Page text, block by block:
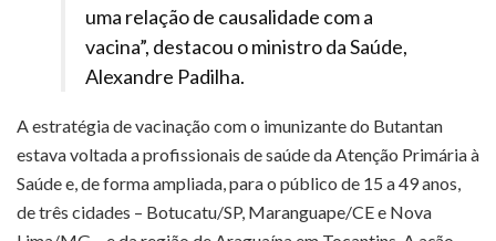
uma relação de causalidade com a
vacina”, destacou o ministro da Saúde,
Alexandre Padilha.
A estratégia de vacinação com o imunizante do Butantan
estava voltada a profissionais de saúde da Atenção Primária à
Saúde e, de forma ampliada, para o público de 15 a 49 anos,
de três cidades – Botucatu/SP, Maranguape/CE e Nova